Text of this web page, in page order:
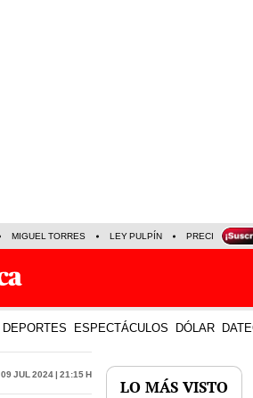
MIGUEL TORRES LEY PULPÍN PRECIO DEL
DEPORTES ESPECTÁCULOS DÓLAR
09 Jul 2024 | 21:15 h
LO MÁS VISTO